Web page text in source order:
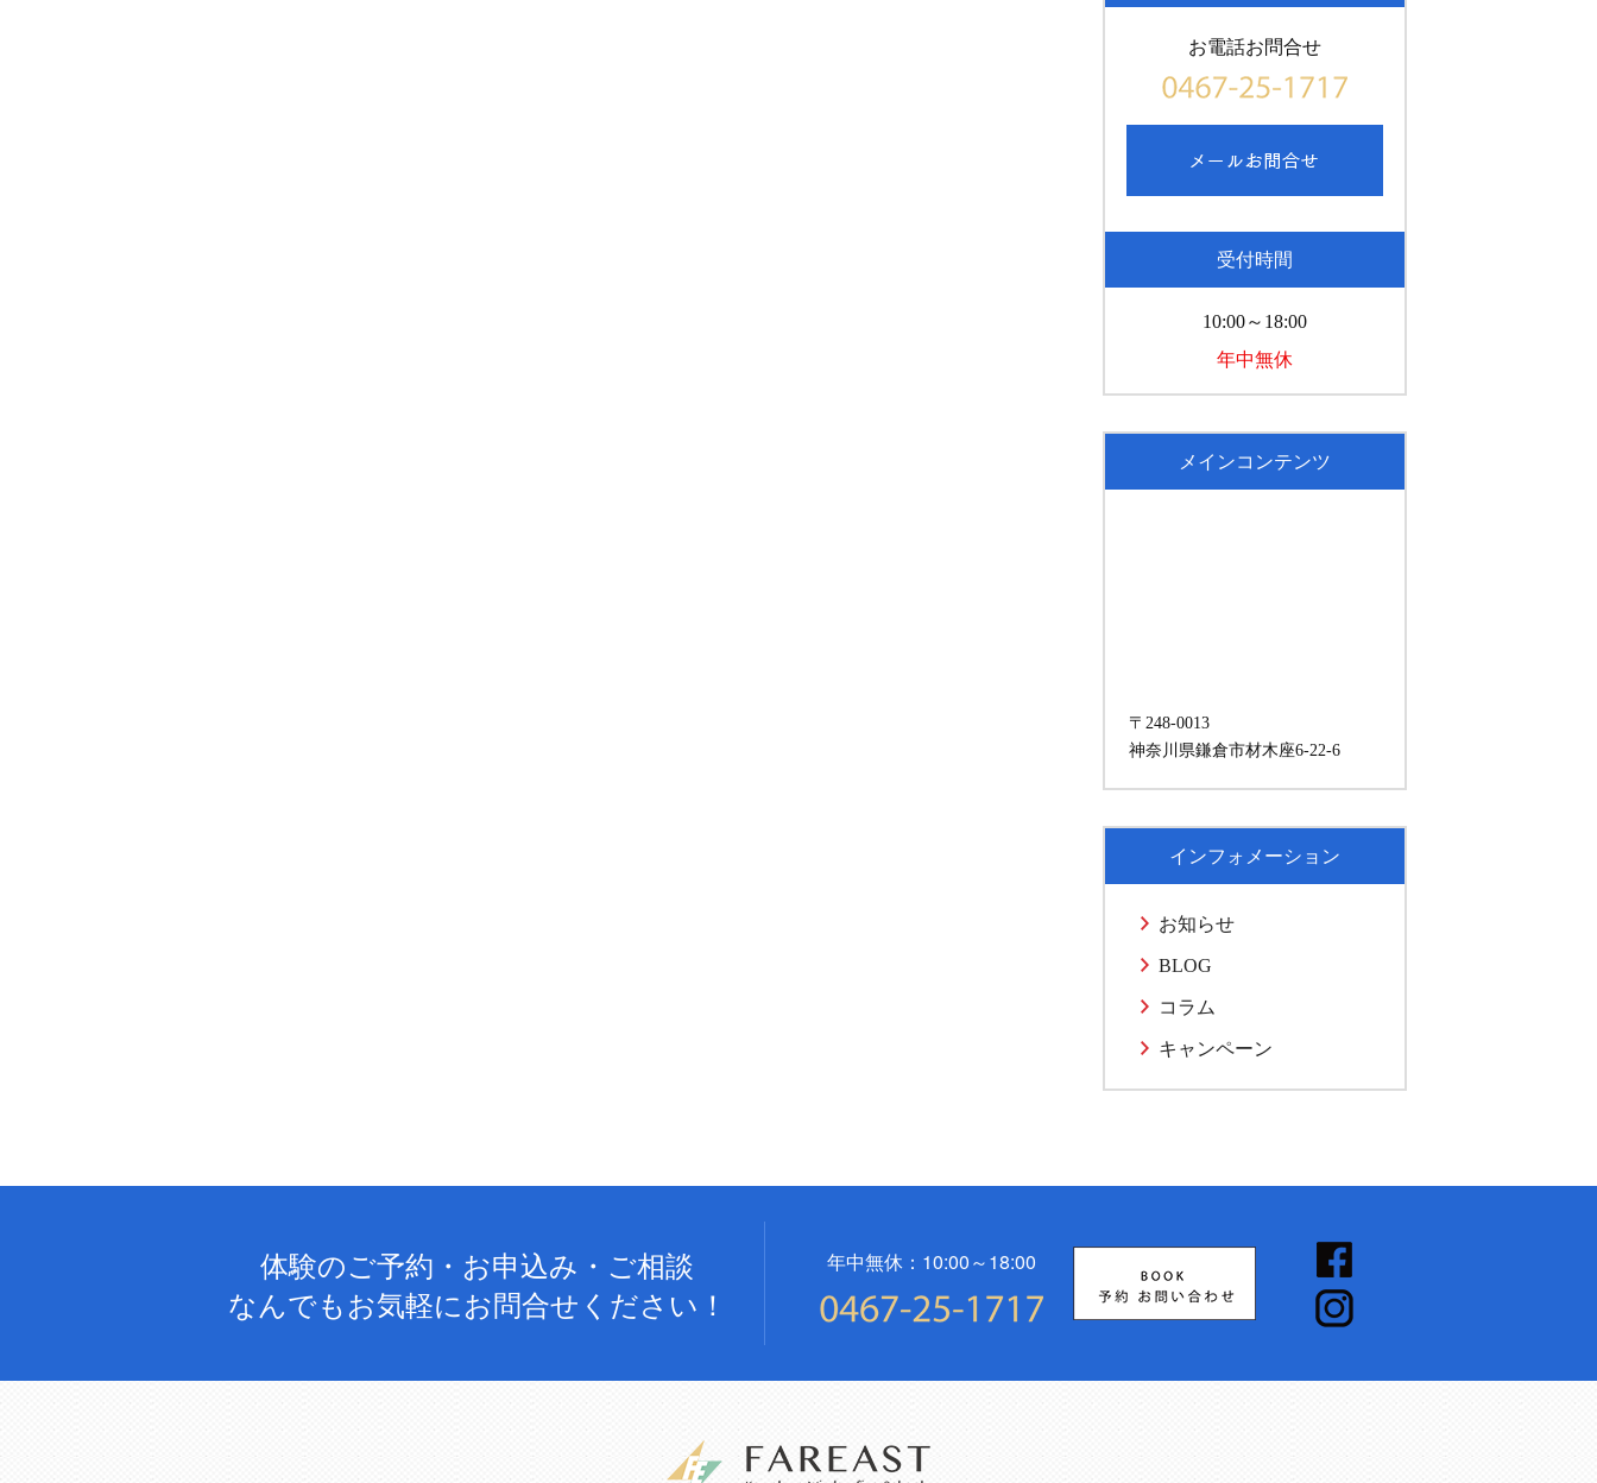
お電話お問合せ
受付時間
10:00～18:00
年中無休
メインコンテンツ
〒248-0013
神奈川県鎌倉市材木座6-22-6
インフォメーション
お知らせ
BLOG
コラム
キャンペーン
体験のご予約・お申込み・ご相談
なんでもお気軽にお問合せください！
年中無休：10:00～18:00